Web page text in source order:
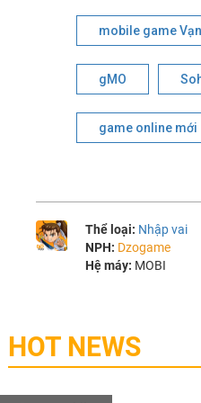
mobile game
gMO
game online mới
Thể loại: Nhập vai
NPH: Dzogame
Hệ máy: MOBI
HOT NEWS